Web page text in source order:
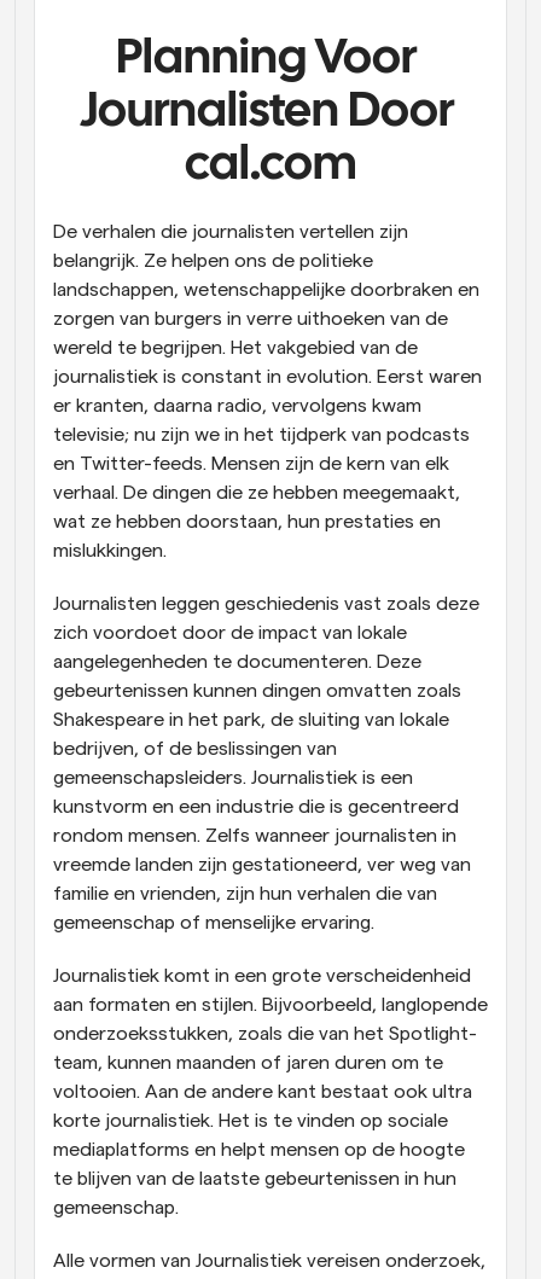
Supercharged planning met AI-gestuurde
Workflow
Automatiseer planning en herinneringen
Blog
Blijf op de hoogte van het laatste nieuws en updates
Ontmoet cliënten binnen enkele minuten
Dynamische Groep Links
Boek naadloos vergaderingen met meerdere mensen
Webhooks
Ontvang een melding wanneer er iets gebeurt
Planning Voor
Journalisten Door
cal.com
De verhalen die journalisten vertellen zijn
belangrijk. Ze helpen ons de politieke
landschappen, wetenschappelijke doorbraken en
zorgen van burgers in verre uithoeken van de
wereld te begrijpen. Het vakgebied van de
journalistiek is constant in evolution. Eerst waren
er kranten, daarna radio, vervolgens kwam
televisie; nu zijn we in het tijdperk van podcasts
en Twitter-feeds. Mensen zijn de kern van elk
verhaal. De dingen die ze hebben meegemaakt,
wat ze hebben doorstaan, hun prestaties en
mislukkingen.
Journalisten leggen geschiedenis vast zoals deze
zich voordoet door de impact van lokale
aangelegenheden te documenteren. Deze
gebeurtenissen kunnen dingen omvatten zoals
Shakespeare in het park, de sluiting van lokale
bedrijven, of de beslissingen van
gemeenschapsleiders. Journalistiek is een
kunstvorm en een industrie die is gecentreerd
rondom mensen. Zelfs wanneer journalisten in
vreemde landen zijn gestationeerd, ver weg van
familie en vrienden, zijn hun verhalen die van
gemeenschap of menselijke ervaring.
Journalistiek komt in een grote verscheidenheid
aan formaten en stijlen. Bijvoorbeeld, langlopende
onderzoeksstukken, zoals die van het Spotlight-
team, kunnen maanden of jaren duren om te
voltooien. Aan de andere kant bestaat ook ultra
korte journalistiek. Het is te vinden op sociale
mediaplatforms en helpt mensen op de hoogte
te blijven van de laatste gebeurtenissen in hun
gemeenschap.
Alle vormen van Journalistiek vereisen onderzoek,